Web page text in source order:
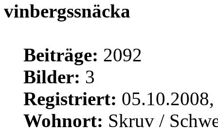
vinbergssnäcka
Beiträge: 2092
Bilder: 3
Registriert:
Wohnort: Skruv /